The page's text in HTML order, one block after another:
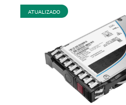
ATUALIZADO